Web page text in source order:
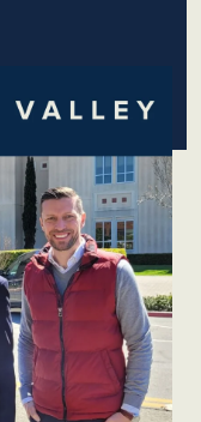
Datenschutz Impressum